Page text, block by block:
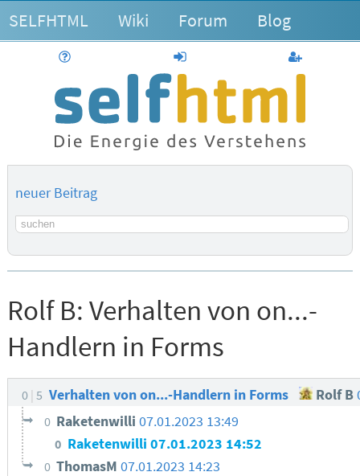
SELFHTML Wiki Forum Blog
anmelden
neuer Beitrag
Suchbegriff
Rolf B: Verhalten von on...-
Handlern in Forms
0 5 Verhalten von on...-Handlern in Forms Rolf B
0 Raketenwilli07.01.2023 13:49
0 Raketenwilli 07.01.2023 14:52
0 ThomasM07.01.2023 14:23